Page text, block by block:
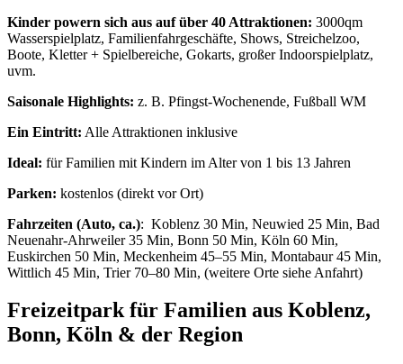
Kinder powern sich aus auf über 40 Attraktionen: 3000qm
Wasserspielplatz, Familienfahrgeschäfte, Shows, Streichelzoo,
Boote, Kletter + Spielbereiche, Gokarts, großer Indoorspielplatz,
uvm.
Saisonale Highlights: z. B. Pfingst-Wochenende, Fußball WM
Ein Eintritt: Alle Attraktionen inklusive
Ideal: für Familien mit Kindern im Alter von 1 bis 13 Jahren
Parken: kostenlos (direkt vor Ort)
Fahrzeiten (Auto, ca.): Koblenz 30 Min, Neuwied 25 Min, Bad
Neuenahr-Ahrweiler 35 Min, Bonn 50 Min, Köln 60 Min,
Euskirchen 50 Min, Meckenheim 45–55 Min, Montabaur 45 Min,
Wittlich 45 Min, Trier 70–80 Min, (weitere Orte siehe Anfahrt)
Freizeitpark für Familien aus Koblenz,
Bonn, Köln & der Region